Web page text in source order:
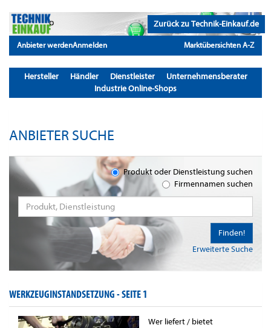
Zurück zu Technik-Einkauf.de
Anbieter werdenAnmelden Marktübersichten A-Z
Hersteller Händler Dienstleister
Unternehmensberater
Industrie Online-Shops
ANBIETER SUCHE
Produkt oder Dienstleistung suchen
Firmennamen suchen
Erweiterte Suche
Finden!
WERKZEUGINSTANDSETZUNG -SEITE 1
Wer liefert / bietet